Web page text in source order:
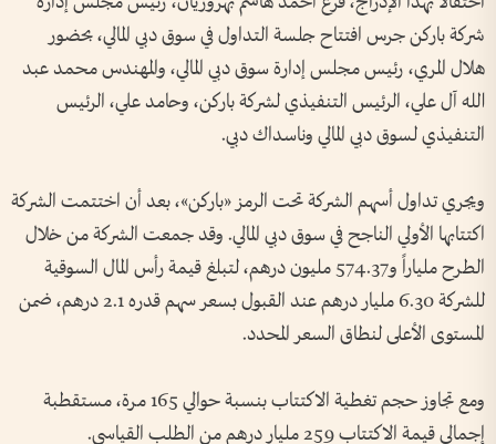
شركة باركن جرس افتتاح جلسة التداول في سوق دبي المالي، بحضور
هلال المري، رئيس مجلس إدارة سوق دبي المالي، والمهندس محمد عبد
الله آل علي، الرئيس التنفيذي لشركة باركن، وحامد علي، الرئيس
التنفيذي لسوق دبي المالي وناسداك دبي.
ويجري تداول أسهم الشركة تحت الرمز «باركن»، بعد أن اختتمت الشركة
اكتتابها الأولي الناجح في سوق دبي المالي. وقد جمعت الشركة من خلال
الطرح ملياراً و574.37 مليون درهم، لتبلغ قيمة رأس المال السوقية
للشركة 6.30 مليار درهم عند القبول بسعر سهم قدره 2.1 درهم، ضمن
المستوى الأعلى لنطاق السعر المحدد.
ومع تجاوز حجم تغطية الاكتتاب بنسبة حوالي 165 مرة، مستقطبة
إجمالي قيمة الاكتتاب 259 مليار درهم من الطلب القياسي.